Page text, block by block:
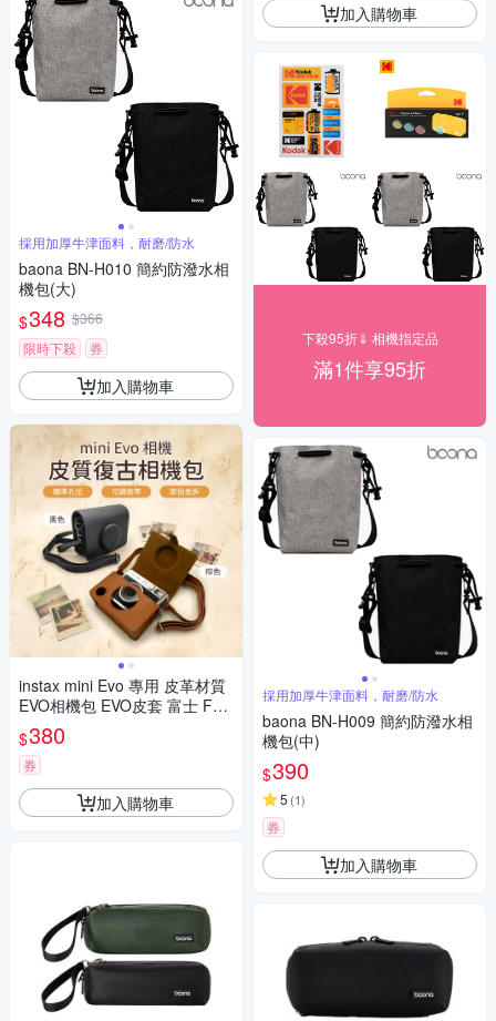
採用加厚牛津面料，耐磨/防水
baona BN-H010 簡約防潑水相
機包(大)
$348 $366
限時下殺
券
加入購物車
instax mini Evo 專用 皮革材質
EVO相機包 EVO皮套 富士 FUJ
$380
券
加入購物車
加入購物車
下殺95折⇓ 相機指定品
滿1件享95折
採用加厚牛津面料，耐磨/防水
baona BN-H009 簡約防潑水相
機包(中)
$390
5 (1)
券
加入購物車